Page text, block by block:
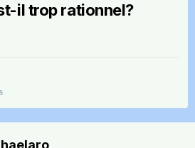
il trop rationnel?